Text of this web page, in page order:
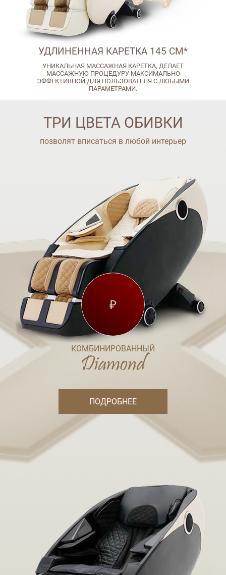
УДЛИНЕННАЯ КАРЕТКА 145 СМ*
УНИКАЛЬНАЯ МАССАЖНАЯ КАРЕТКА, ДЕЛАЕТ
МАССАЖНУЮ ПРОЦЕДУРУ МАКСИМАЛЬНО
ЭФФЕКТИВНОЙ ДЛЯ ПОЛЬЗОВАТЕЛЯ С ЛЮБЫМИ
ПАРАМЕТРАМИ.
ТРИ ЦВЕТА ОБИВКИ
позволят вписаться в любой интерьер
₽
КОМБИНИРОВАННЫЙ
Diamond
ПОДРОБНЕЕ